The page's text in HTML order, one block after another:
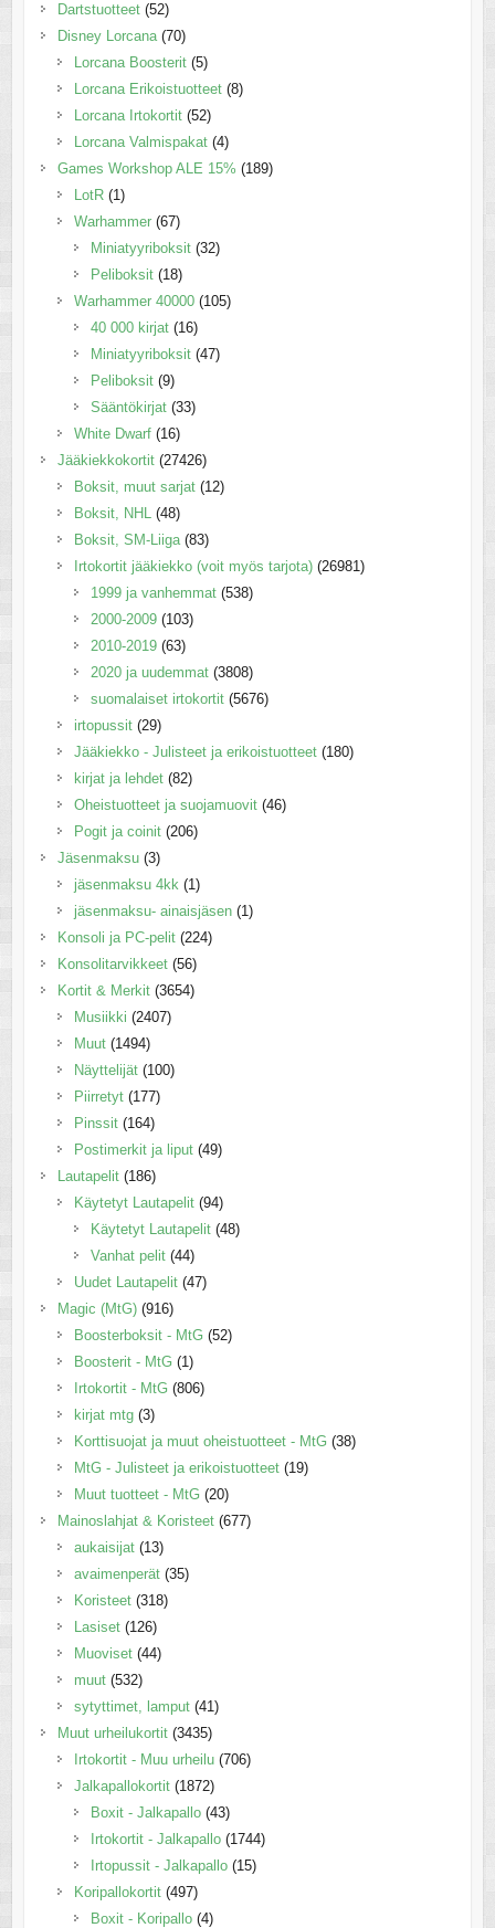
Dartstuotteet (52)
Disney Lorcana (70)
Lorcana Boosterit (5)
Lorcana Erikoistuotteet (8)
Lorcana Irtokortit (52)
Lorcana Valmispakat (4)
Games Workshop ALE 15% (189)
LotR (1)
Warhammer (67)
Miniatyyriboksit (32)
Peliboksit (18)
Warhammer 40000 (105)
40 000 kirjat (16)
Miniatyyriboksit (47)
Peliboksit (9)
Sääntökirjat (33)
White Dwarf (16)
Jääkiekkokortit (27426)
Boksit, muut sarjat (12)
Boksit, NHL (48)
Boksit, SM-Liiga (83)
Irtokortit jääkiekko (voit myös tarjota) (26981)
1999 ja vanhemmat (538)
2000-2009 (103)
2010-2019 (63)
2020 ja uudemmat (3808)
suomalaiset irtokortit (5676)
irtopussit (29)
Jääkiekko - Julisteet ja erikoistuotteet (180)
kirjat ja lehdet (82)
Oheistuotteet ja suojamuovit (46)
Pogit ja coinit (206)
Jäsenmaksu (3)
jäsenmaksu 4kk (1)
jäsenmaksu- ainaisjäsen (1)
Konsoli ja PC-pelit (224)
Konsolitarvikkeet (56)
Kortit & Merkit (3654)
Musiikki (2407)
Muut (1494)
Näyttelijät (100)
Piirretyt (177)
Pinssit (164)
Postimerkit ja liput (49)
Lautapelit (186)
Käytetyt Lautapelit (94)
Käytetyt Lautapelit (48)
Vanhat pelit (44)
Uudet Lautapelit (47)
Magic (MtG) (916)
Boosterboksit - MtG (52)
Boosterit - MtG (1)
Irtokortit - MtG (806)
kirjat mtg (3)
Korttisuojat ja muut oheistuotteet - MtG (38)
MtG - Julisteet ja erikoistuotteet (19)
Muut tuotteet - MtG (20)
Mainoslahjat & Koristeet (677)
aukaisijat (13)
avaimenperät (35)
Koristeet (318)
Lasiset (126)
Muoviset (44)
muut (532)
sytyttimet, lamput (41)
Muut urheilukortit (3435)
Irtokortit - Muu urheilu (706)
Jalkapallokortit (1872)
Boxit - Jalkapallo (43)
Irtokortit - Jalkapallo (1744)
Irtopussit - Jalkapallo (15)
Koripallokortit (497)
Boxit - Koripallo (4)